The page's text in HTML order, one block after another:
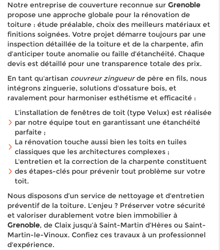
Notre entreprise de couverture reconnue sur Grenoble
propose une approche globale pour la rénovation de
toiture : étude préalable, choix des meilleurs matériaux et
finitions soignées. Votre projet démarre toujours par une
inspection détaillée de la toiture et de la charpente, afin
d’anticiper toute anomalie ou faille d’étanchéité. Chaque
devis est détaillé pour une transparence totale des prix.
En tant qu'artisan couvreur zingueurde père en fils, nous
intégrons zinguerie, solutions d'ossature bois, et
ravalement pour harmoniser esthétisme et efficacité :
L’installation de fenêtres de toit (type Velux) est réalisée
par notre équipe tout en garantissant une étanchéité
parfaite ;
La rénovation touche aussi bien les toits en tuiles
classiques que les architectures complexes ;
L'entretien et la correction de la charpente constituent
des étapes-clés pour prévenir tout problème sur votre
toit.
Nous disposons d’un service de nettoyage et d'entretien
préventif de la toiture. L’enjeu ? Préserver votre sécurité
et valoriser durablement votre bien immobilier à
Grenoble, de Claix jusqu’à Saint-Martin d’Hères ou Saint-
Martin-le-Vinoux. Confiez ces travaux à un professionnel
d'expérience.